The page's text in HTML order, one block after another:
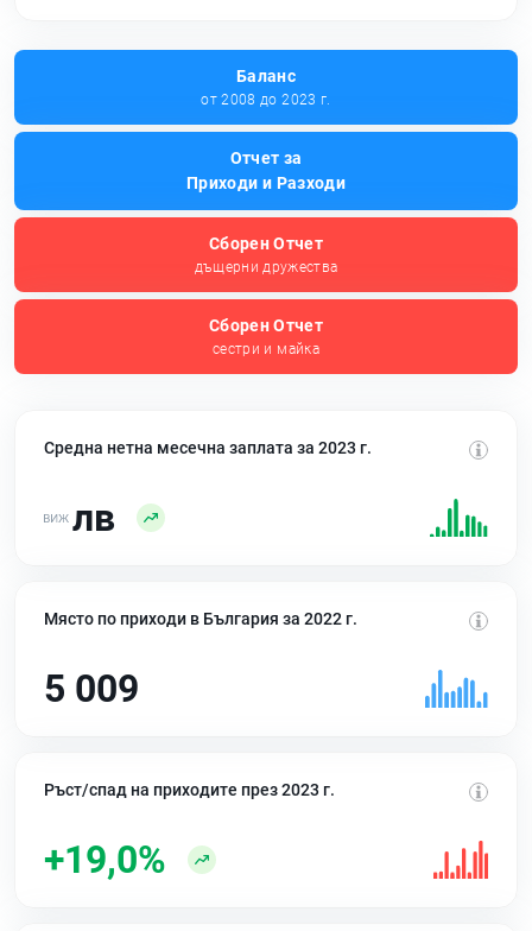
Баланс
от 2008 до 2023 г.
Отчет за
Приходи и Разходи
Сборен Отчет
дъщерни дружества
Сборен Отчет
сестри и майка
Средна нетна месечна заплата за 2023 г.
лв
Място по приходи в България за 2022 г.
5 009
Ръст/спад на приходите през 2023 г.
+19,0%